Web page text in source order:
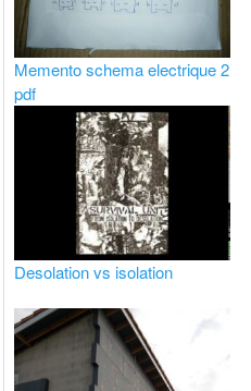
Memento schema electrique 2
pdf
Desolation vs isolation